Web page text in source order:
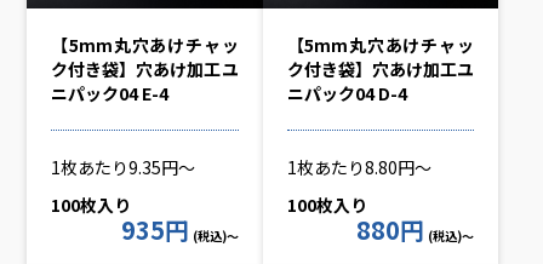
【5mm丸穴あけチャッ
ク付き袋】穴あけ加工ユ
ニパック04 E-4
1枚あたり9.35円～
100枚入り
935円 (税込)～
【5mm丸穴あけチャッ
ク付き袋】穴あけ加工ユ
ニパック04 D-4
1枚あたり8.80円～
100枚入り
880円 (税込)～